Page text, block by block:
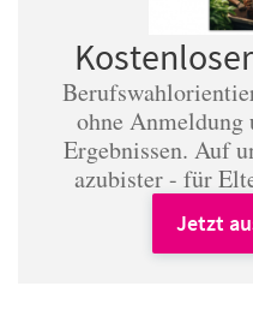
ohne
Ergebnissen. Auf
azubister - für
Jetzt